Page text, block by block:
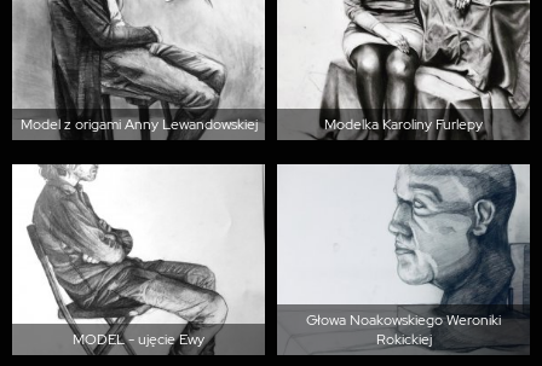
Model z origami Anny Lewandowskiej Modelka Karoliny Furlepy
MODEL - ujęcie Ewy
Głowa Noakowskiego Weroniki
Rokickiej